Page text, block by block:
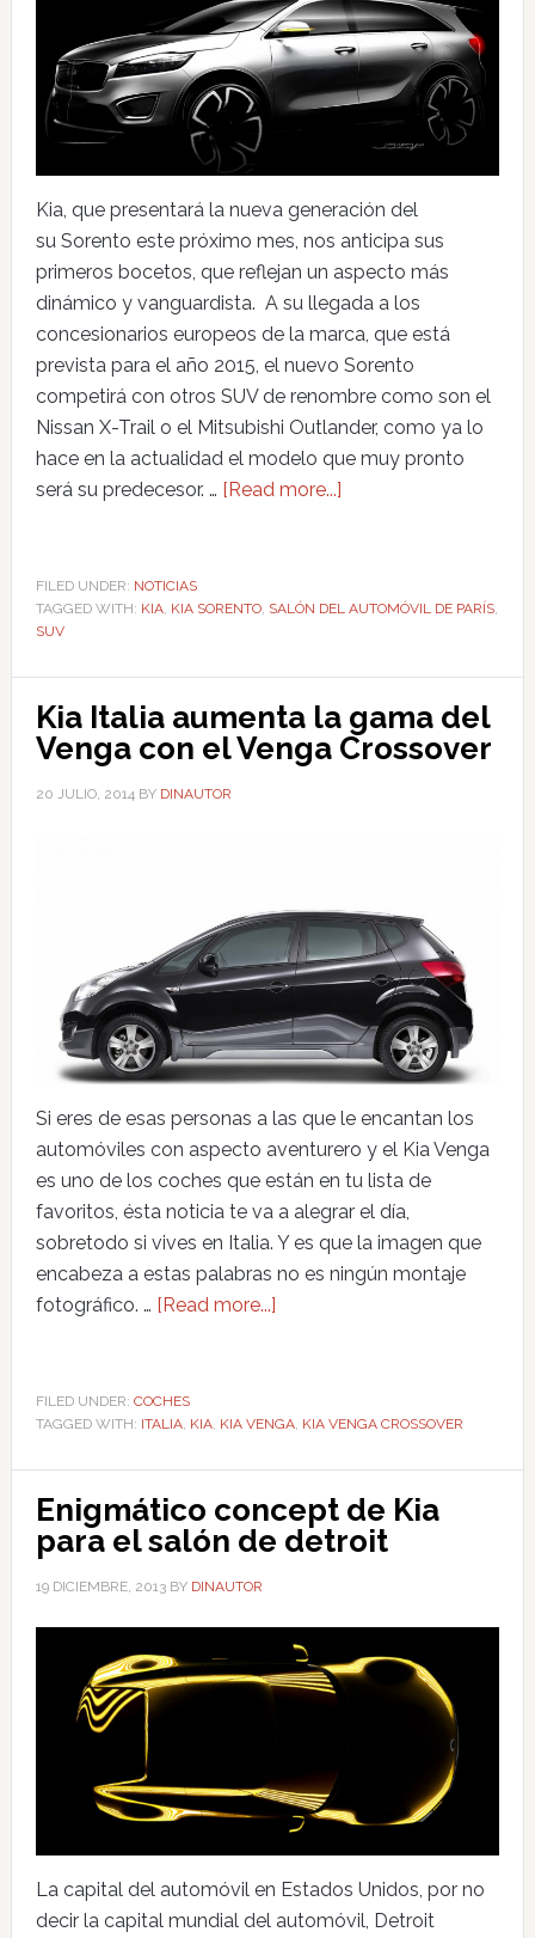
Kia, que presentará la nueva generación del
su Sorento este próximo mes, nos anticipa sus
primeros bocetos, que reflejan un aspecto más
dinámico y vanguardista. A su llegada a los
concesionarios europeos de la marca, que está
prevista para el año 2015, el nuevo Sorento
competirá con otros SUV de renombre como son el
Nissan X-Trail o el Mitsubishi Outlander, como ya lo
hace en la actualidad el modelo que muy pronto
será su predecesor. … [Read more...]
FILED UNDER: NOTICIAS
TAGGED WITH: KIA, KIA SORENTO, SALÓN DEL AUTOMÓVIL DE PARÍS,
SUV
Kia Italia aumenta la gama del
Venga con el Venga Crossover
20 JULIO, 2014 BY DINAUTOR
Si eres de esas personas a las que le encantan los
automóviles con aspecto aventurero y el Kia Venga
es uno de los coches que están en tu lista de
favoritos, ésta noticia te va a alegrar el día,
sobretodo si vives en Italia. Y es que la imagen que
encabeza a estas palabras no es ningún montaje
fotográfico. … [Read more...]
FILED UNDER: COCHES
TAGGED WITH: ITALIA, KIA, KIA VENGA, KIA VENGA CROSSOVER
Enigmático concept de Kia
para el salón de detroit
19 DICIEMBRE, 2013BY DINAUTOR
La capital del automóvil en Estados Unidos, por no
decir la capital mundial del automóvil, Detroit